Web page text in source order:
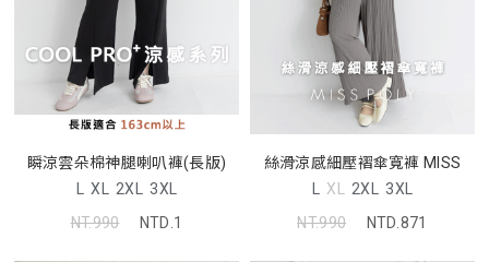
瞬涼雲朵棉神腿喇叭褲(長版)
L XL 2XL 3XL
NT.990
NTD.1
絲滑涼感細壓褶傘寬褲 MISS
L XL 2XL 3XL
NT.990
NTD.871